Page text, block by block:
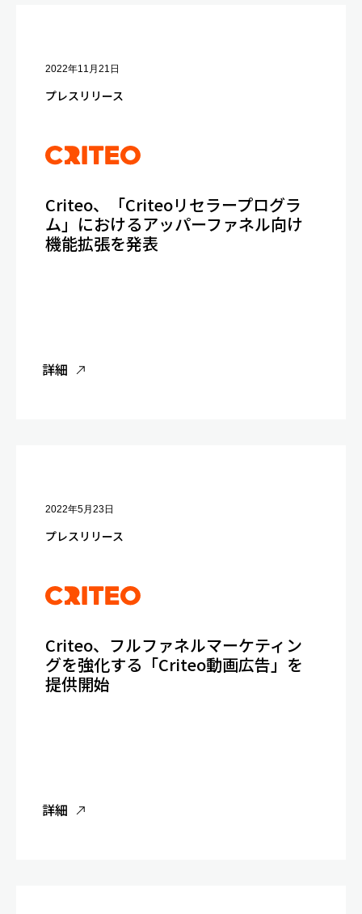
2022年11月21日
プレスリリース
Criteo、「Criteoリセラープログラ
ム」におけるアッパーファネル向け
機能拡張を発表
詳細
2022年5月23日
プレスリリース
Criteo、フルファネルマーケティン
グを強化する「Criteo動画広告」を
提供開始
詳細